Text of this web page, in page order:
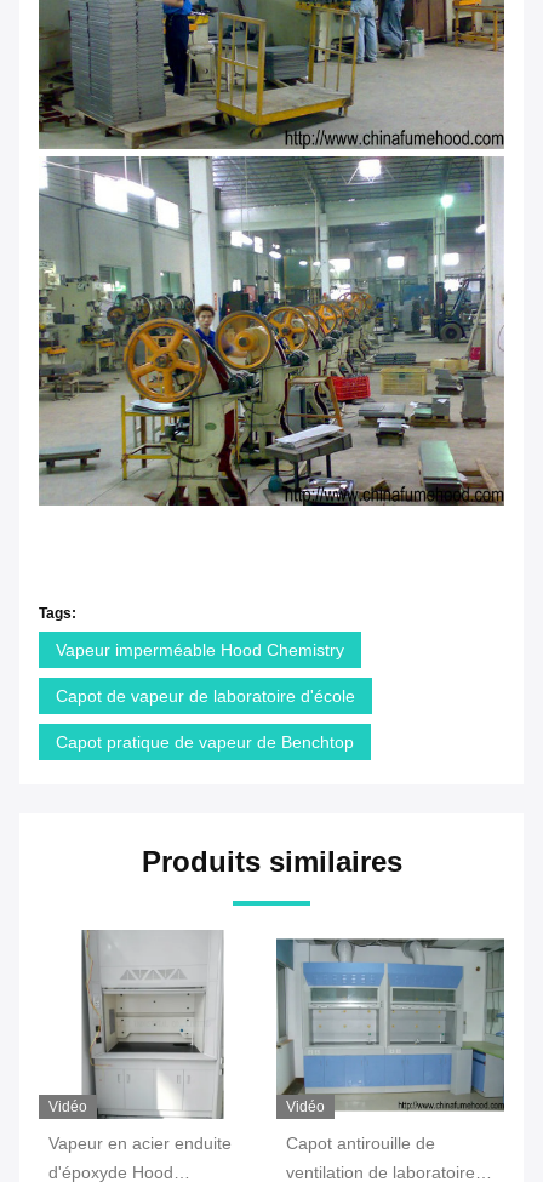
Tags:
Vapeur imperméable Hood Chemistry
Capot de vapeur de laboratoire d'école
Capot pratique de vapeur de Benchtop
Produits similaires
Vidéo
Vapeur en acier enduite
d'époxyde Hood
Vidéo
Capot antirouille de
ventilation de laboratoire,